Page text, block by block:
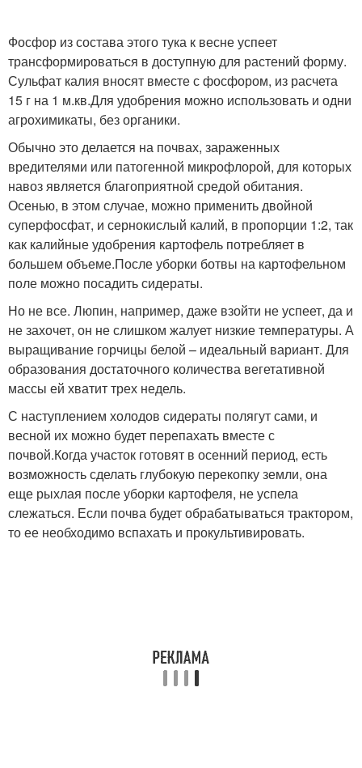
Фосфор из состава этого тука к весне успеет
трансформироваться в доступную для растений форму.
Сульфат калия вносят вместе с фосфором, из расчета
15 г на 1 м.кв.Для удобрения можно использовать и одни
агрохимикаты, без органики.
Обычно это делается на почвах, зараженных
вредителями или патогенной микрофлорой, для которых
навоз является благоприятной средой обитания.
Осенью, в этом случае, можно применить двойной
суперфосфат, и сернокислый калий, в пропорции 1:2, так
как калийные удобрения картофель потребляет в
большем объеме.После уборки ботвы на картофельном
поле можно посадить сидераты.
Но не все. Люпин, например, даже взойти не успеет, да и
не захочет, он не слишком жалует низкие температуры. А
выращивание горчицы белой – идеальный вариант. Для
образования достаточного количества вегетативной
массы ей хватит трех недель.
С наступлением холодов сидераты полягут сами, и
весной их можно будет перепахать вместе с
почвой.Когда участок готовят в осенний период, есть
возможность сделать глубокую перекопку земли, она
еще рыхлая после уборки картофеля, не успела
слежаться. Если почва будет обрабатываться трактором,
то ее необходимо вспахать и прокультивировать.